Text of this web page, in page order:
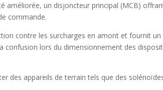
améliorée, un disjoncteur principal (MCB)
commande.
contre les surcharges en amont et fournit
confusion lors du dimensionnement des
des appareils de terrain tels que des